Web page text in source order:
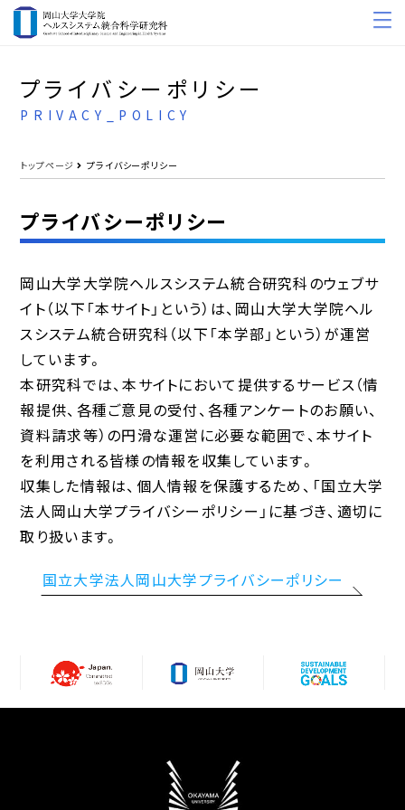
プライバシーポリシー
PRIVACY_POLICY
トップページ プライバシーポリシー
プライバシーポリシー
岡山大学大学院ヘルスシステム統合研究科のウェブサ
イト（以下「本サイト」という）は、岡山大学大学院ヘル
スシステム統合研究科（以下「本学部」という）が運営
しています。
本研究科では、本サイトにおいて提供するサービス（情
報提供、各種ご意見の受付、各種アンケートのお願い、
資料請求等）の円滑な運営に必要な範囲で、本サイト
を利用される皆様の情報を収集しています。
収集した情報は、個人情報を保護するため、「国立大学
法人岡山大学プライバシーポリシー」に基づき、適切に
取り扱います。
国立大学法人岡山大学プライバシーポリシー